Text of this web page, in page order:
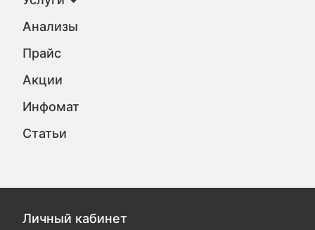
Анализы
Прайс
Акции
Инфомат
Статьи
Личный кабинет